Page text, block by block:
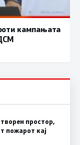
кампањата
простор,
пожарот кај